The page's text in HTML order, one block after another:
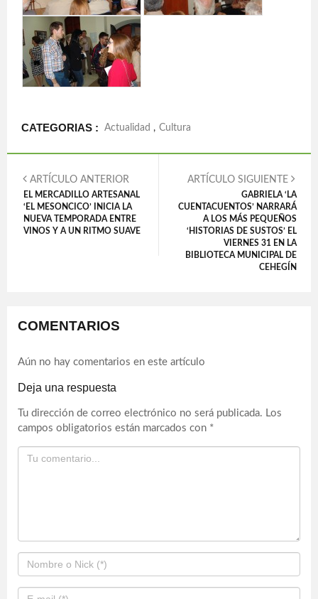
CATEGORIAS : Actualidad , Cultura
ARTÍCULO ANTERIOR
EL MERCADILLO ARTESANAL
‘EL MESONCICO’ INICIA LA
NUEVA TEMPORADA ENTRE
VINOS Y A UN RITMO SUAVE
ARTÍCULO SIGUIENTE
GABRIELA ‘LA
CUENTACUENTOS’ NARRARÁ
A LOS MÁS PEQUEÑOS
‘HISTORIAS DE SUSTOS’ EL
VIERNES 31 EN LA
BIBLIOTECA MUNICIPAL DE
CEHEGÍN
COMENTARIOS
Aún no hay comentarios en este artículo
Deja una respuesta
Tu dirección de correo electrónico no será publicada. Los
campos obligatorios están marcados con *